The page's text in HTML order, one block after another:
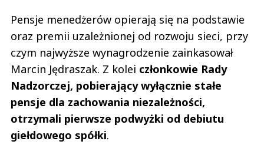
Pensje menedżerów opierają się na podstawie
oraz premii uzależnionej od rozwoju sieci, przy
czym najwyższe wynagrodzenie zainkasował
Marcin Jędraszak. Z kolei członkowie Rady
Nadzorczej, pobierający wyłącznie stałe
pensje dla zachowania niezależności,
otrzymali pierwsze podwyżki od debiutu
giełdowego spółki.